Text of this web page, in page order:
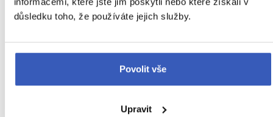
důsledku toho, že používáte jejich služby.
Povolit vše
Upravit
To nejlepší z adventního Říma +
VATIKÁNSKÁ MUZEA
Tipy na zážitky: Nasvícený vánoční strom u Kolosea či
HOTEL